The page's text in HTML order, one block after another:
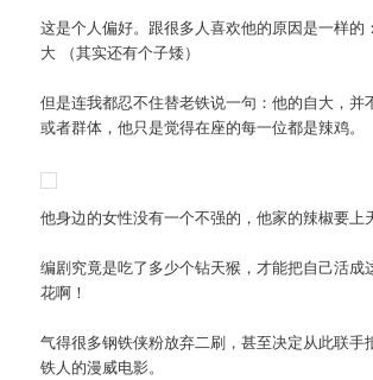
这是个人偏好。跟很多人喜欢他的原因是一样的
大 （其实还有个子矮）
但是连我都忍不住替老铁说一句：他的自大，并
或者群体，他只是觉得在座的每一位都是辣鸡。
他身边的女性没有一个不强的，他家的辣椒要上
编剧究竟是吃了多少个钻天猴，才能把自己活成
花啊！
气得很多钢铁侠粉放弃二刷，甚至决定从此联手
铁人的漫威电影。